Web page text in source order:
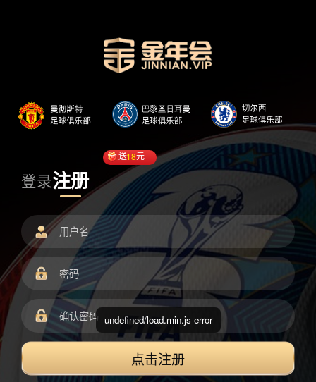
登录注册
送18元
点击注册
undefined/load.min.js error